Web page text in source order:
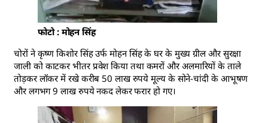
फोटो : मोहन सिंह
चोरों ने कृष्ण किशोर सिंह उर्फ मोहन सिंह के घर के मुख्य ग्रील और सुरक्षा
जाली को काटकर भीतर प्रवेश किया तथा कमरों और अलमारियों के ताले
तोड़कर लॉकर में रखे करीब 50 लाख रुपये मूल्य के सोने-चांदी के आभूषण
और लगभग 9 लाख रुपये नकद लेकर फरार हो गए।